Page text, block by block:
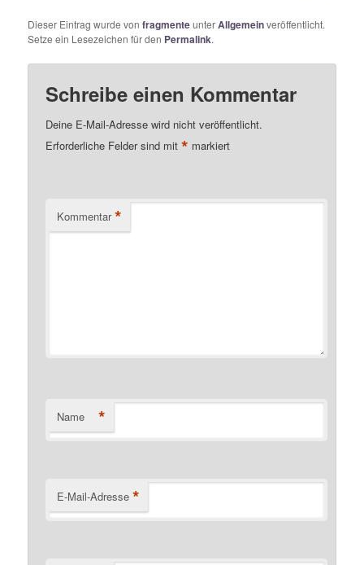
Dieser Eintrag wurde vonfragmenteunterAllgemeinveröffentlicht.
Setze ein Lesezeichen für den Permalink.
Schreibe einen Kommentar
Deine E-Mail-Adresse wird nicht veröffentlicht.
Erforderliche Felder sind mit* markiert
Kommentar *
Name *
E-Mail-Adresse *